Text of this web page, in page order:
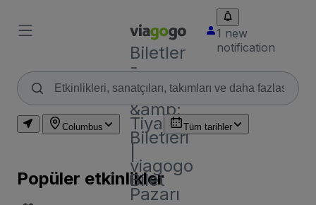
Biletler
-
Konser,
Spor
&amp;
Tiyatro
Biletleri
viagogo
Bilet
Pazarı
1 new
notification
Columbus Tüm tarihler
Popüler etkinlikler